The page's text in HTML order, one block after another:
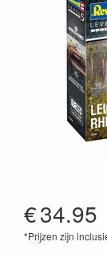
€34.95
*Prijzen zijn